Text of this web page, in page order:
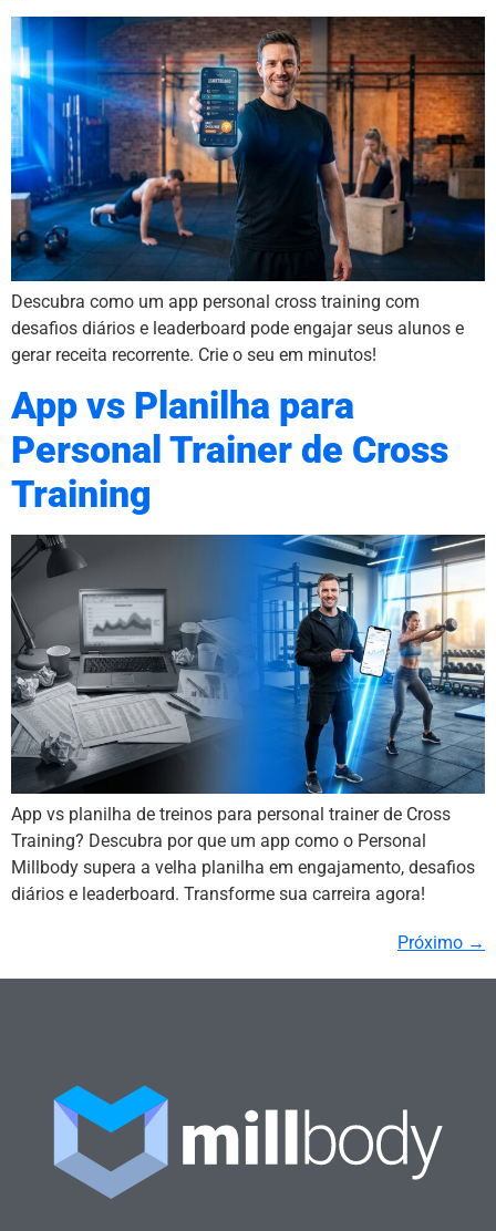
Descubra como um app personal cross training com
desafios diários e leaderboard pode engajar seus alunos e
gerar receita recorrente. Crie o seu em minutos!
App vs Planilha para
Personal Trainer de Cross
Training
App vs planilha de treinos para personal trainer de Cross
Training? Descubra por que um app como o Personal
Millbody supera a velha planilha em engajamento, desafios
diários e leaderboard. Transforme sua carreira agora!
Próximo →